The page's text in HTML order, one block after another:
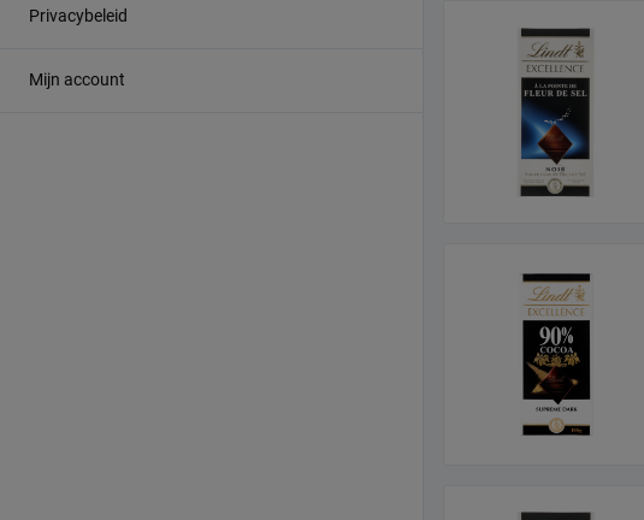
Privacybeleid
Mijn account